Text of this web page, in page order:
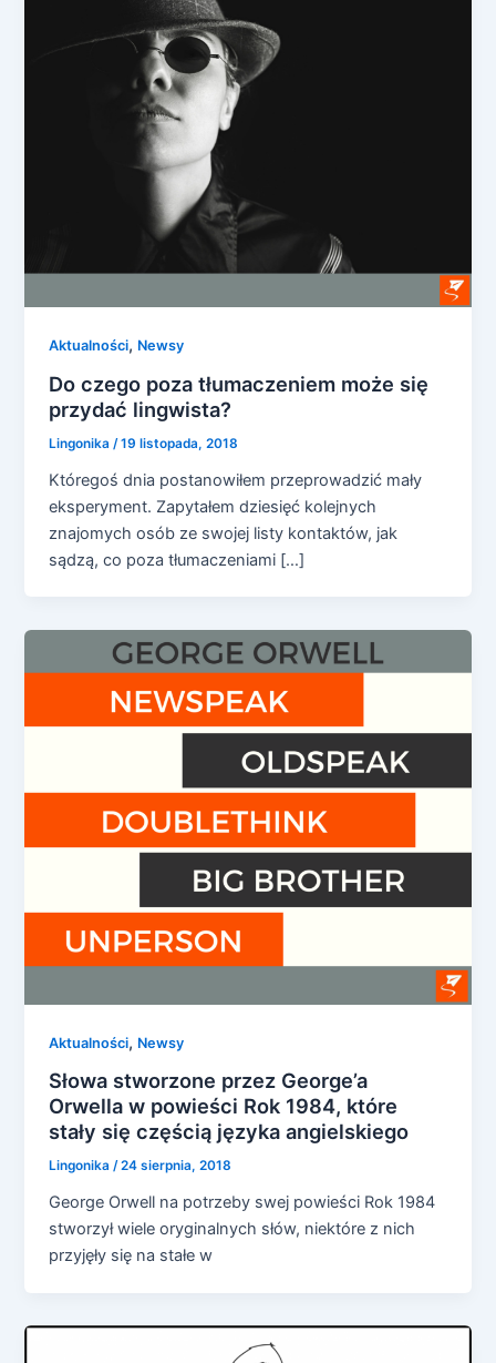
Aktualności, Newsy
Do czego poza tłumaczeniem może się
przydać lingwista?
Lingonika /19 listopada, 2018
Któregoś dnia postanowiłem przeprowadzić mały
eksperyment. Zapytałem dziesięć kolejnych
znajomych osób ze swojej listy kontaktów, jak
sądzą, co poza tłumaczeniami […]
Aktualności, Newsy
Słowa stworzone przez George’a
Orwella w powieści Rok 1984, które
stały się częścią języka angielskiego
Lingonika/24 sierpnia, 2018
George Orwell na potrzeby swej powieści Rok 1984
stworzył wiele oryginalnych słów, niektóre z nich
przyjęły się na stałe w